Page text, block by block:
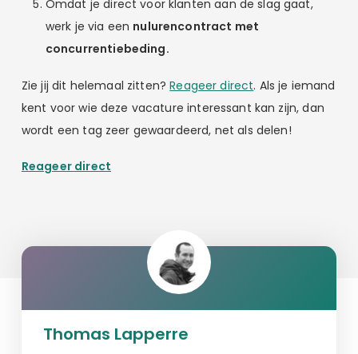
Omdat je direct voor klanten aan de slag gaat,
werk je via een nulurencontract met
concurrentiebeding.
Zie jij dit helemaal zitten?Reageer direct. Als je iemand
kent voor wie deze vacature interessant kan zijn, dan
wordt een tag zeer gewaardeerd, net als delen!
Reageer direct
Thomas Lapperre